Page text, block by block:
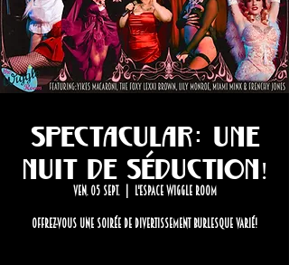
Spectacular: Une
Nuit de Séduction!
ven. 05 sept.
  |
L'Espace Wiggle Room
Offrez-vous une soirée de divertissement burlesque varié!